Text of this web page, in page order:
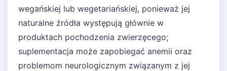
wegańskiej lub wegetariańskiej, ponieważ jej
naturalne źródła występują głównie w
produktach pochodzenia zwierzęcego;
suplementacja może zapobiegać anemii oraz
problemom neurologicznym związanym z jej